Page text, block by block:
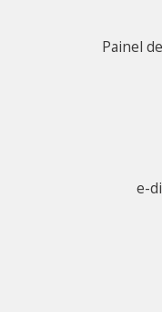
Painel
e-